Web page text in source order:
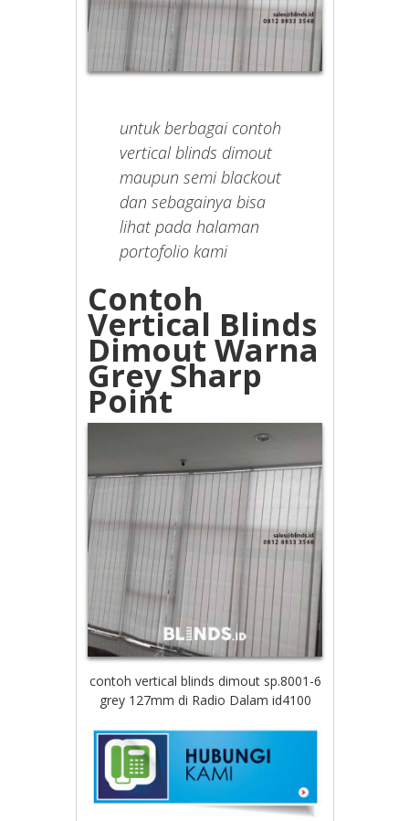
untuk berbagai contoh
vertical blinds dimout
maupun semi blackout
dan sebagainya bisa
lihat pada halaman
portofolio kami
Contoh
Vertical Blinds
Dimout Warna
Grey Sharp
Point
contoh vertical blinds dimout sp.8001-6
grey 127mm di Radio Dalam id4100